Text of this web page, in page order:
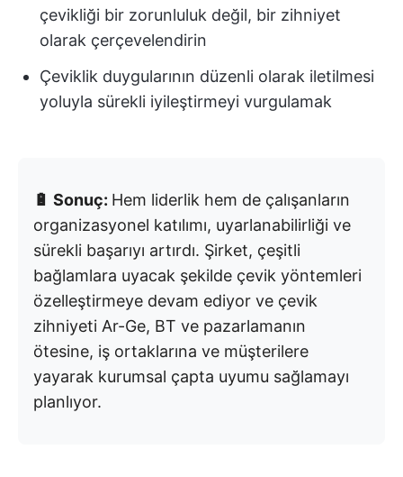
çevikliği bir zorunluluk değil, bir zihniyet
olarak çerçevelendirin
Çeviklik duygularının düzenli olarak iletilmesi
yoluyla sürekli iyileştirmeyi vurgulamak
🔋 Sonuç: Hem liderlik hem de çalışanların
organizasyonel katılımı, uyarlanabilirliği ve
sürekli başarıyı artırdı. Şirket, çeşitli
bağlamlara uyacak şekilde çevik yöntemleri
özelleştirmeye devam ediyor ve çevik
zihniyeti Ar-Ge, BT ve pazarlamanın
ötesine, iş ortaklarına ve müşterilere
yayarak kurumsal çapta uyumu sağlamayı
planlıyor.